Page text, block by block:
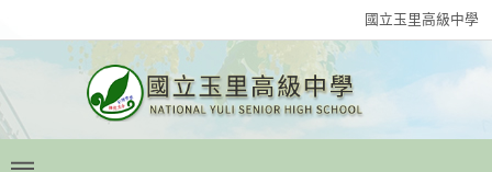
國立玉里高級中學